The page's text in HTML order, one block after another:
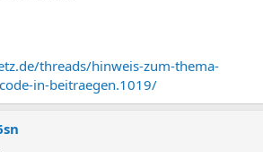
threads/hinweis-zum-thema-
in-beitraegen.1019/